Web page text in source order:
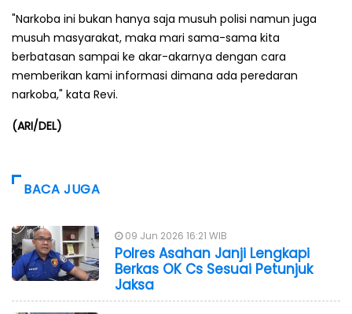
"Narkoba ini bukan hanya saja musuh polisi namun juga
musuh masyarakat, maka mari sama-sama kita
berbatasan sampai ke akar-akarnya dengan cara
memberikan kami informasi dimana ada peredaran
narkoba," kata Revi.
(ARI/DEL)
BACA JUGA
09 Jun 2026 16:21 WIB
Polres Asahan Janji Lengkapi
Berkas OK Cs Sesuai Petunjuk
Jaksa